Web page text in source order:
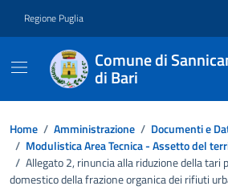
Regione Puglia
Comune di
di Bari
Home / Amministrazione / Documenti e
/ Modulistica Area Tecnica - Assetto del
/ Allegato 2, rinuncia alla riduzione della tari
domestico della frazione organica dei rifiuti